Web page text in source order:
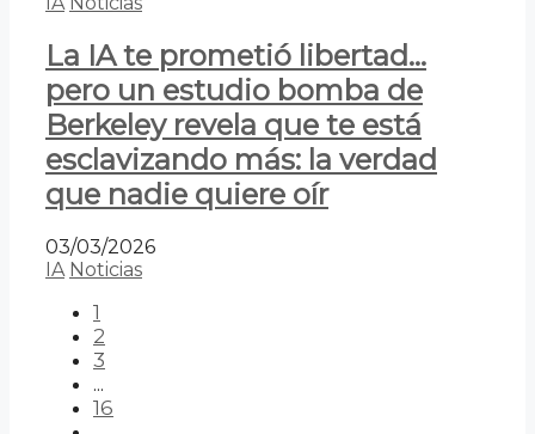
La IA te prometió libertad…
pero un estudio bomba de
Berkeley revela que te está
esclavizando más: la verdad
que nadie quiere oír
03/03/2026
IA Noticias
1
2
3
...
16